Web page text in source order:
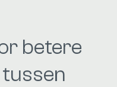
betere